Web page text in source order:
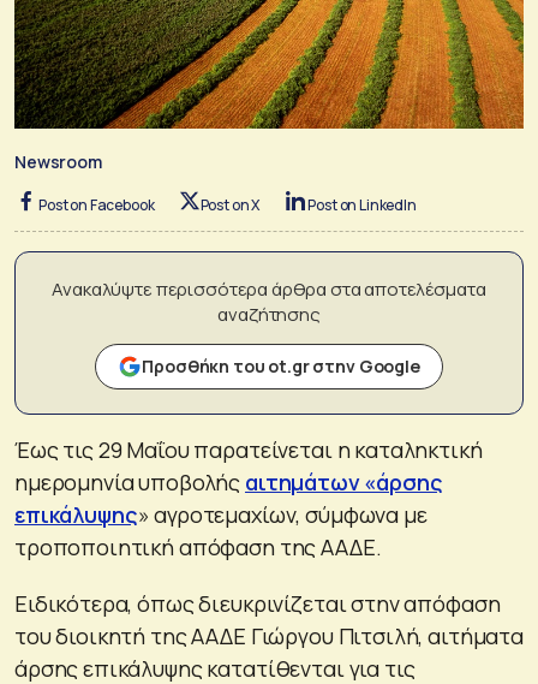
Newsroom
Post on Facebook Post on X Post on LinkedIn
Ανακαλύψτε περισσότερα άρθρα στα αποτελέσματα
αναζήτησης
Προσθήκη του ot.gr στην Google
Έως τις 29 Μαΐου παρατείνεται η καταληκτική
ημερομηνία υποβολής αιτημάτων «άρσης
επικάλυψης» αγροτεμαχίων, σύμφωνα με
τροποποιητική απόφαση της ΑΑΔΕ.
Ειδικότερα, όπως διευκρινίζεται στην απόφαση
του διοικητή της ΑΑΔΕ Γιώργου Πιτσιλή, αιτήματα
άρσης επικάλυψης κατατίθενται για τις